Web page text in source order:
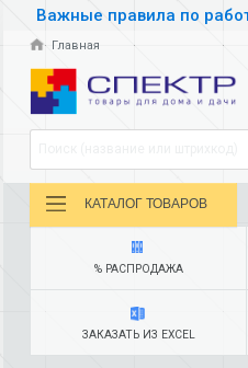
Важные правила по
Главная
КАТАЛОГ ТОВАРОВ
% РАСПРОДАЖА
ЗАКАЗАТЬ ИЗ EXCEL